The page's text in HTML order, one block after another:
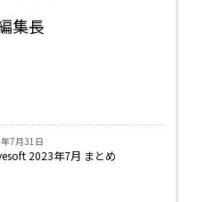
集長
7月31日
2023年7月 まとめ